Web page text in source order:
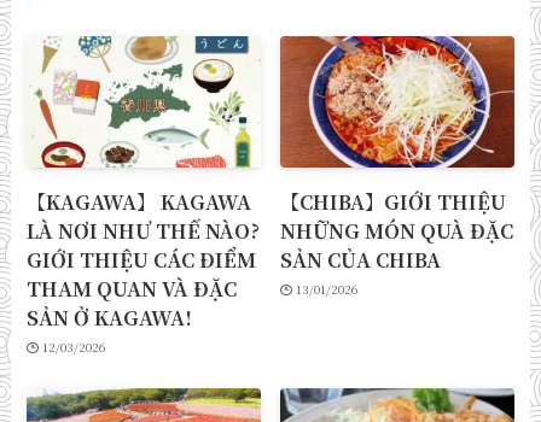
【KAGAWA】 KAGAWA
LÀ NƠI NHƯ THẾ NÀO?
GIỚI THIỆU CÁC ĐIỂM
THAM QUAN VÀ ĐẶC
SẢN Ở KAGAWA!
12/03/2026
【CHIBA】GIỚI THIỆU
NHỮNG MÓN QUÀ ĐẶC
SẢN CỦA CHIBA
13/01/2026